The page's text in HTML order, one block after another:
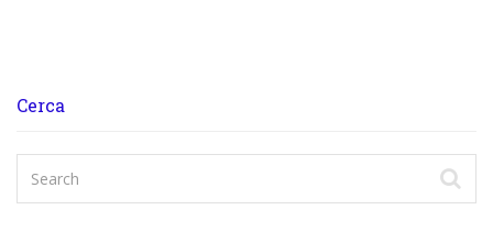
Cerca